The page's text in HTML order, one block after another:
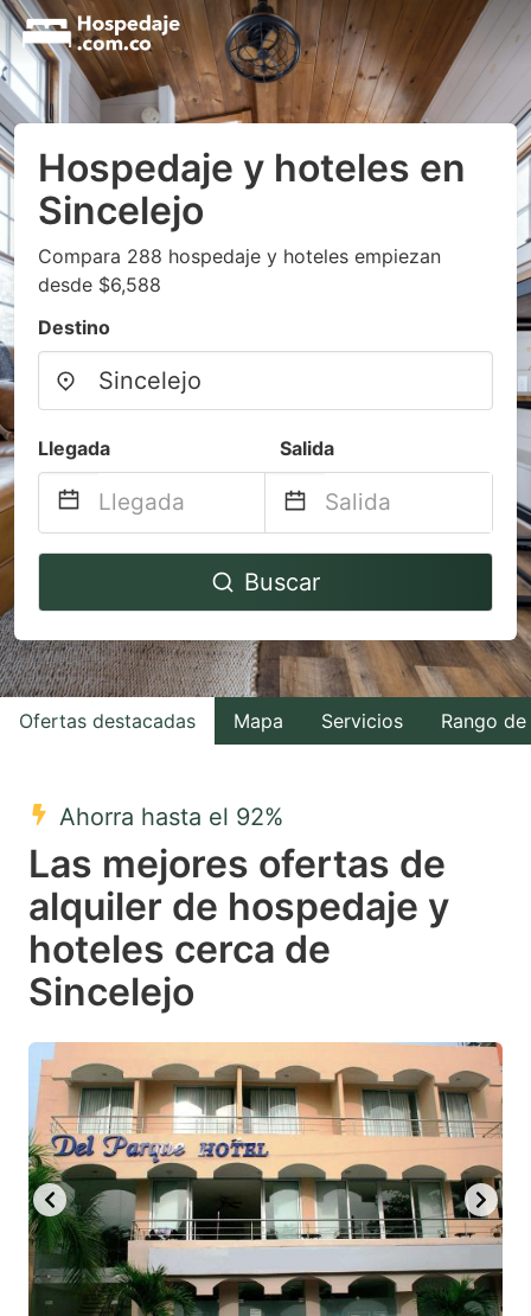
Hospedaje y hoteles en
Sincelejo
Compara 288 hospedaje y hoteles empiezan
desde $6,588
Destino
Llegada Salida
Navigate
to
interact
with
the
select
a
date.
Press
the
question
mark
key
to
get
the
keyboard
shortcuts
for
Navigate
to
interact
with
the
a
date.
Press
mark
key
to
the
keyboard
for
Buscar
Ofertas destacadas Mapa Servicios Rango
Ahorra hasta el 92%
Las mejores ofertas de
alquiler de hospedaje y
hoteles cerca de
Sincelejo